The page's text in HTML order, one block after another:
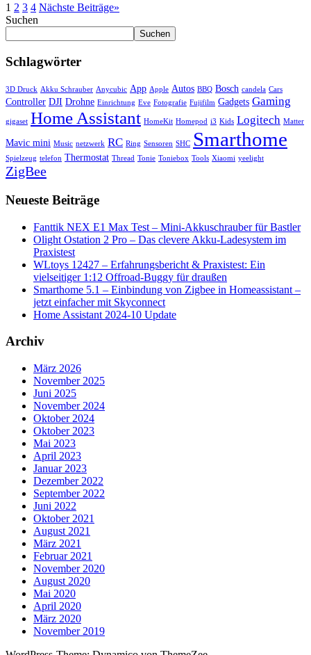
1 2 3 4 Nächste Beiträge»
Suchen
Suchen
Schlagwörter
3D Druck Akku Schrauber Anycubic App Apple Autos BBQ Bosch candela Cars
Controller DJI Drohne Einrichtung Eve Fotografie Fujifilm Gadgets Gaming
gigaset Home Assistant HomeKit Homepod i3 Kids Logitech Matter
Mavic mini Music netzwerk RC Ring Sensoren SHC Smarthome
Spielzeug telefon Thermostat Thread Tonie Toniebox Tools Xiaomi yeelight
ZigBee
Neueste Beiträge
Fanttik NEX E1 Max Test – Mini-Akkuschrauber für Bastler
Olight Ostation 2 Pro – Das clevere Akku-Ladesystem im
Praxistest
WLtoys 12427 – Erfahrungsbericht & Praxistest: Ein
vielseitiger 1:12 Offroad-Buggy für draußen
Smarthome 5.1 – Einbindung von Zigbee in Homeassistant –
jetzt einfacher mit Skyconnect
Home Assistant 2024-10 Update
Archiv
März 2026
November 2025
Juni 2025
November 2024
Oktober 2024
Oktober 2023
Mai 2023
April 2023
Januar 2023
Dezember 2022
September 2022
Juni 2022
Oktober 2021
August 2021
März 2021
Februar 2021
November 2020
August 2020
Mai 2020
April 2020
März 2020
November 2019